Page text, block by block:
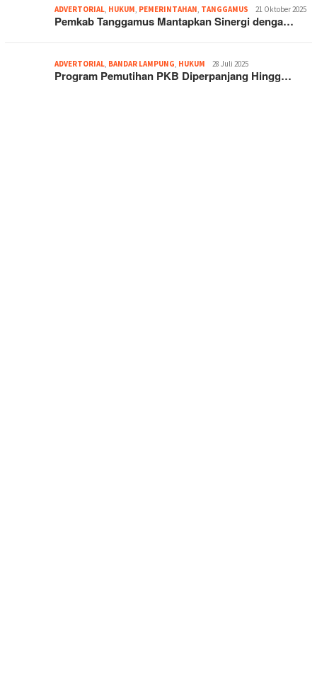
ADVERTORIAL, HUKUM, PEMERINTAHAN, TANGGAMUS 21 Oktober 2025
Pemkab Tanggamus Mantapkan Sinergi denga…
ADVERTORIAL, BANDAR LAMPUNG, HUKUM 28 Juli 2025
Program Pemutihan PKB Diperpanjang Hingg…